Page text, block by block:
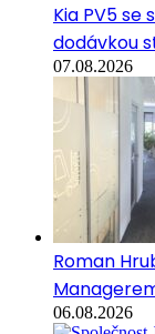
Kia PV5
dodávkou
07.08.2026
Roman
06.08.2026